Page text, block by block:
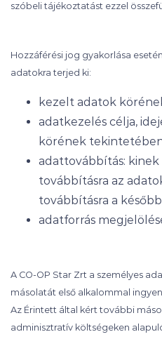
szóbeli tájékoztatást ezzel
Hozzáférési jog gyakorlása
adatokra terjed ki:
kezelt adatok
adatkezelés célja,
körének
adattovábbítás:
továbbításra az
továbbításra a
adatforrás
A CO-OP Star Zrt a személyes
másolatát első alkalommal
Az Érintett által kért további
adminisztratív költségeken